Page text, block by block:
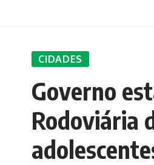
CIDADES
Governo
Rodoviária